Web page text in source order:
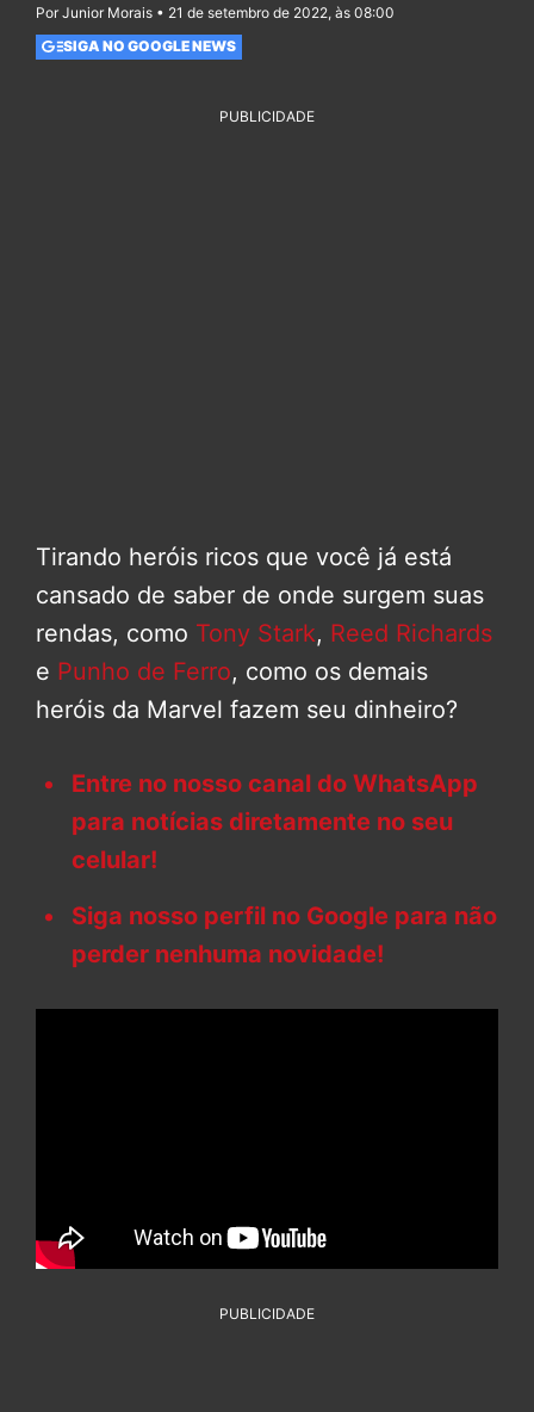
Por Junior Morais • 21 de setembro de 2022, às 08:00
SIGA NO GOOGLE NEWS
PUBLICIDADE
Tirando heróis ricos que você já está
cansado de saber de onde surgem suas
rendas, como Tony Stark, Reed Richards
e Punho de Ferro, como os demais
heróis da Marvel fazem seu dinheiro?
Entre no nosso canal do WhatsApp
para notícias diretamente no seu
celular!
Siga nosso perfil no Google para não
perder nenhuma novidade!
PUBLICIDADE